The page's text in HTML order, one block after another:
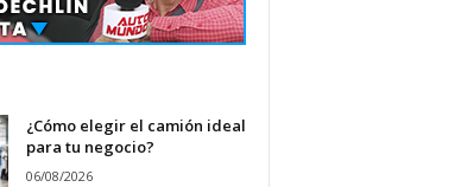
¿Cómo elegir el camión ideal
para tu negocio?
06/08/2026